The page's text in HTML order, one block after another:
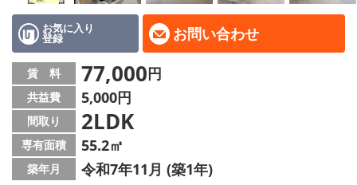
店舗情報·アクセス
会社概要
メールでお問い合わせ
お気に入り
登録 お問い合わせ
賃 料 77,000円
共益費 5,000円
間取り 2LDK
専有面積 55.2㎡
築年月 令和7年11月 (築1年)